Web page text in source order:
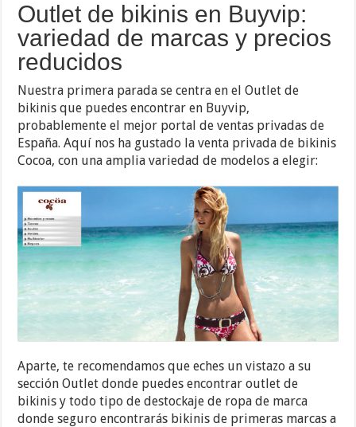
Outlet de bikinis en Buyvip:
variedad de marcas y precios
reducidos
Nuestra primera parada se centra en el Outlet de
bikinis que puedes encontrar en Buyvip,
probablemente el mejor portal de ventas privadas de
España. Aquí nos ha gustado la venta privada de bikinis
Cocoa, con una amplia variedad de modelos a elegir:
Aparte, te recomendamos que eches un vistazo a su
sección Outlet donde puedes encontrar outlet de
bikinis y todo tipo de destockaje de ropa de marca
donde seguro encontrarás bikinis de primeras marcas a